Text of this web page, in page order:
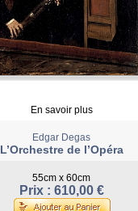
En savoir plus
Edgar Degas
L’Orchestre de l’Opéra
55cm x 60cm
Prix : 610,00 €